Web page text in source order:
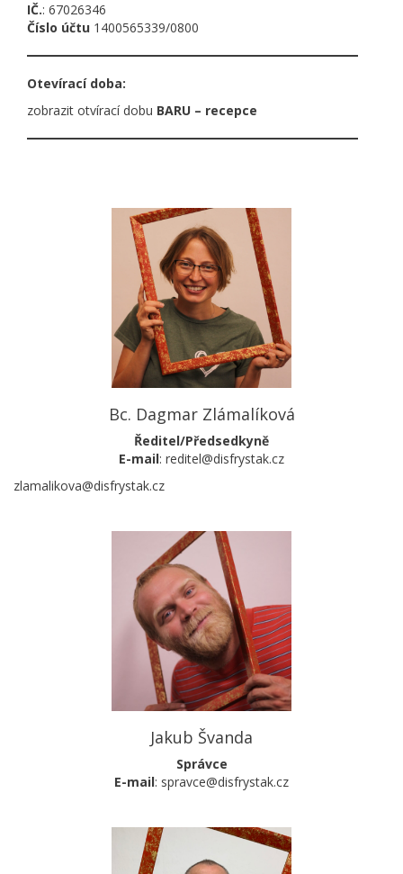
IČ.: 67026346
Číslo účtu 1400565339/0800
Otevírací doba:
zobrazit otvírací dobu BARU – recepce
Bc. Dagmar Zlámalíková
Ředitel/Předsedkyně
E-mail: reditel@disfrystak.cz
zlamalikova@disfrystak.cz
Jakub Švanda
Správce
E-mail: spravce@disfrystak.cz